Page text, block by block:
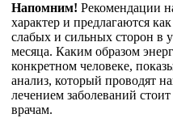
Напомним! Рекомендации
характер и предлагаются
слабых и сильных сторон в
месяца. Каким образом
конкретном человеке,
анализ, который проводят
лечением заболеваний
врачам.